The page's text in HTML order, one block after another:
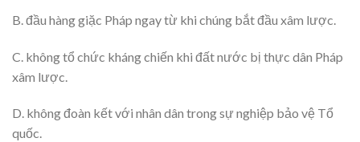
B. đầu hàng giặc Pháp ngay từ khi chúng bắt đầu xâm lược.
C. không tổ chức kháng chiến khi đất nước bị thực dân Pháp
xâm lược.
D. không đoàn kết với nhân dân trong sự nghiệp bảo vệ Tổ
quốc.